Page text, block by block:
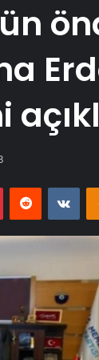
PinterestReddit